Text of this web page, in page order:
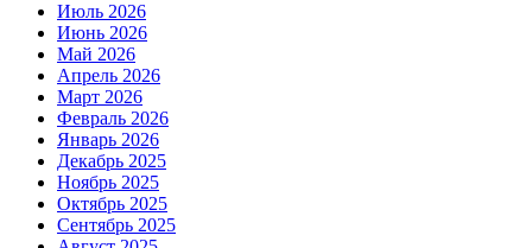
Июль 2026
Июнь 2026
Май 2026
Апрель 2026
Март 2026
Февраль 2026
Январь 2026
Декабрь 2025
Ноябрь 2025
Октябрь 2025
Сентябрь 2025